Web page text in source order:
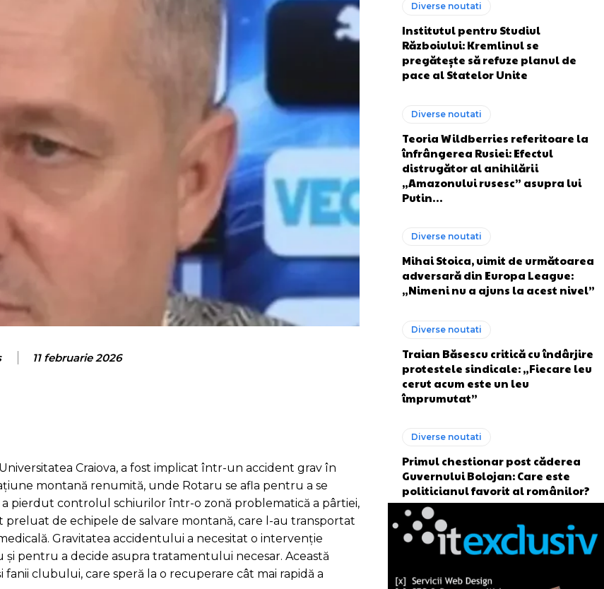
11 februarie 2026
Craiova, a fost implicat într-un accident grav în
montană renumită, unde Rotaru se afla pentru a se
pierdut controlul schiurilor într-o zonă problematică a pârtiei,
preluat de echipele de salvare montană, care l-au transportat
Gravitatea accidentului a necesitat o intervenție
pentru a decide asupra tratamentului necesar. Această
clubului, care speră la o recuperare cât mai rapidă a
Diverse noutati
Institutul pentru Studiul
Războiului: Kremlinul se
pregătește să refuze planul de
pace al Statelor Unite
Diverse noutati
Teoria Wildberries referitoare la
înfrângerea Rusiei: Efectul
distrugător al anihilării
„Amazonului rusesc” asupra lui
Putin…
Diverse noutati
Mihai Stoica, uimit de următoarea
adversară din Europa League:
„Nimeni nu a ajuns la acest nivel”
Diverse noutati
Traian Băsescu critică cu îndârjire
protestele sindicale: „Fiecare leu
cerut acum este un leu
împrumutat”
Diverse noutati
Primul chestionar post căderea
Guvernului Bolojan: Care este
politicianul favorit al românilor?